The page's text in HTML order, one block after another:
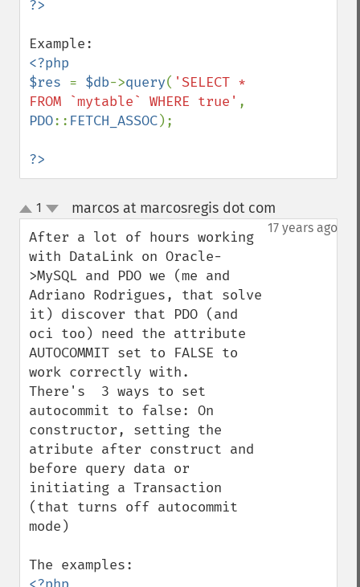
<?php
$res = $db->query( 'SELECT *
FROM `mytable` WHERE true'
PDO:: FETCH_ASSOC);
?>
up
down
1 marcos at marcosregis dot com
17 years ago
After a lot of hours working
with DataLink on Oracle-
>MySQL and PDO we (me and
Adriano Rodrigues, that solve
it) discover that PDO (and
oci too) need the attribute
AUTOCOMMIT set to FALSE to
work correctly with.
There's  3 ways to set
autocommit to false: On
constructor, setting the
atribute after construct and
before query data or
initiating a Transaction
(that turns off autocommit
mode)